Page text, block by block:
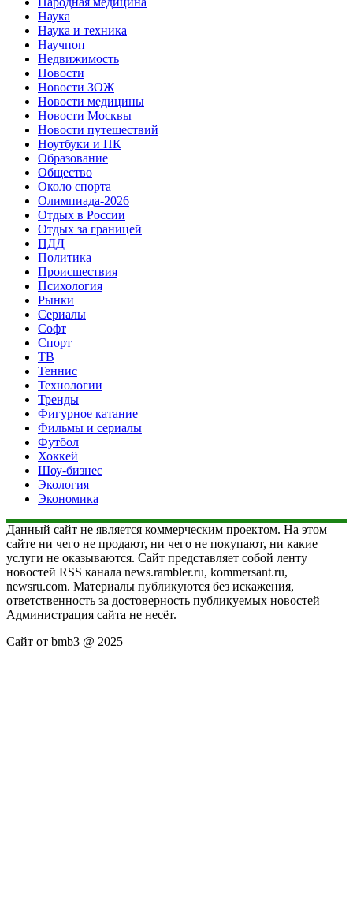
Наука
Наука и техника
Научпоп
Недвижимость
Новости
Новости ЗОЖ
Новости медицины
Новости Москвы
Новости путешествий
Ноутбуки и ПК
Образование
Общество
Около спорта
Олимпиада-2026
Отдых в России
Отдых за границей
ПДД
Политика
Происшествия
Психология
Рынки
Сериалы
Софт
Спорт
ТВ
Теннис
Технологии
Тренды
Фигурное катание
Фильмы и сериалы
Футбол
Хоккей
Шоу-бизнес
Экология
Экономика
Данный сайт не является коммерческим проектом. На этом
сайте ни чего не продают, ни чего не покупают, ни какие
услуги не оказываются. Сайт представляет собой ленту
новостей RSS канала news.rambler.ru, kommersant.ru,
newsru.com. Материалы публикуются без искажения,
ответственность за достоверность публикуемых новостей
Администрация сайта не несёт.
Сайт от bmb3 @ 2025